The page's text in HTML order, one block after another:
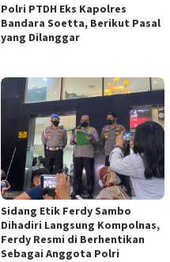
Polri PTDH Eks Kapolres
Bandara Soetta, Berikut Pasal
yang Dilanggar
Sidang Etik Ferdy Sambo
Dihadiri Langsung Kompolnas,
Ferdy Resmi di Berhentikan
Sebagai Anggota Polri